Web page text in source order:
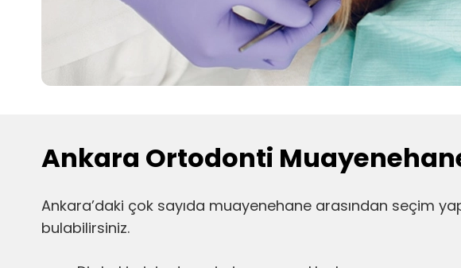
Ankara Ortodonti
Ankara’daki çok sayıda muayenehane arasından seçim
bulabilirsiniz.